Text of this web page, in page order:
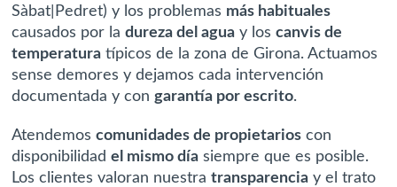
Sàbat|Pedret) y los problemas más habituales
causados por ladureza del agua y loscanvis de
temperatura típicos de la zona de Girona. Actuamos
sense demores y dejamos cada intervención
documentada y congarantía por escrito.
Atendemoscomunidades de propietarios con
disponibilidadel mismo día siempre que es posible.
Los clientes valoran nuestratransparencia y el trato